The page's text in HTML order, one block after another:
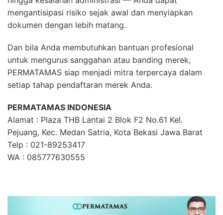
mengantisipasi risiko sejak awal dan menyiapkan
dokumen dengan lebih matang.
Dan bila Anda membutuhkan bantuan profesional
untuk mengurus sanggahan atau banding merek,
PERMATAMAS siap menjadi mitra terpercaya dalam
setiap tahap pendaftaran merek Anda.
PERMATAMAS INDONESIA
Alamat : Plaza THB Lantai 2 Blok F2 No.61 Kel.
Pejuang, Kec. Medan Satria, Kota Bekasi Jawa Barat
Telp : 021-89253417
WA : 085777630555